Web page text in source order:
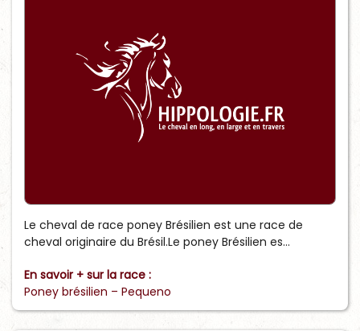
Le cheval de race poney Brésilien est une race de
cheval originaire du Brésil.Le poney Brésilien es...
En savoir + sur la race :
Poney brésilien – Pequeno